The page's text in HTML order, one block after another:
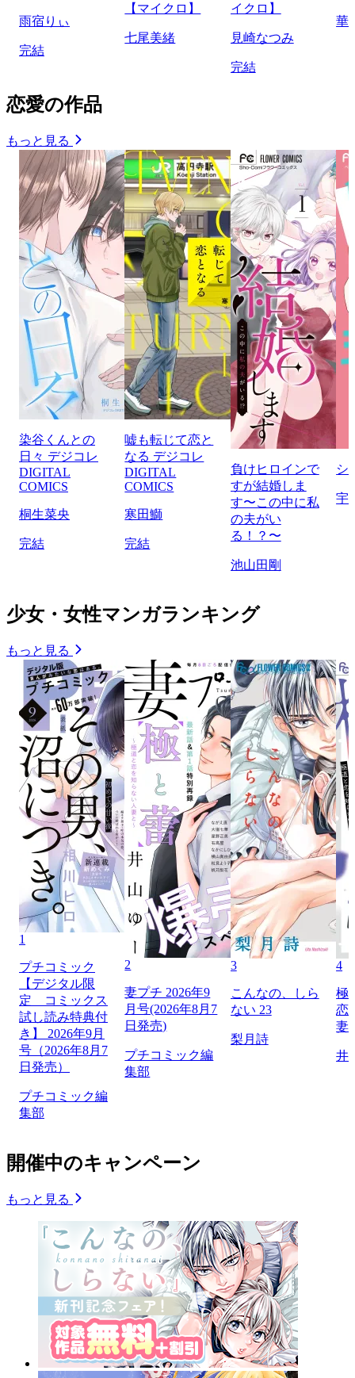
雨宿りぃ
完結
【マイクロ】
七尾美緒
イクロ】
見崎なつみ
完結
華
恋愛の作品
もっと見る
染谷くんとの
日々 デジコレ
DIGITAL
COMICS
桐生菜央
完結
嘘も転じて恋と
なる デジコレ
DIGITAL
COMICS
寒田鰤
完結
負けヒロインで
すが結婚しま
す〜この中に私
の夫がい
る！？〜
池山田剛
シ
宇
少女・女性マンガランキング
もっと見る
1
プチコミック
【デジタル限
定 コミックス
試し読み特典付
き】 2026年9月
号（2026年8月7
日発売）
プチコミック編
集部
2
妻プチ 2026年9
月号(2026年8月7
日発売)
プチコミック編
集部
3
こんなの、しら
ない 23
梨月詩
4
極
恋
妻
井
開催中のキャンペーン
もっと見る